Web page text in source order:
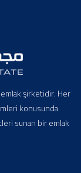
şirketidir. Her
konusunda
sunan bir emlak